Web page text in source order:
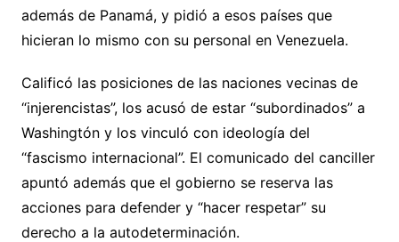
además de Panamá, y pidió a esos países que
hicieran lo mismo con su personal en Venezuela.
Calificó las posiciones de las naciones vecinas de
“injerencistas”, los acusó de estar “subordinados” a
Washingtón y los vinculó con ideología del
“fascismo internacional”. El comunicado del canciller
apuntó además que el gobierno se reserva las
acciones para defender y “hacer respetar” su
derecho a la autodeterminación.